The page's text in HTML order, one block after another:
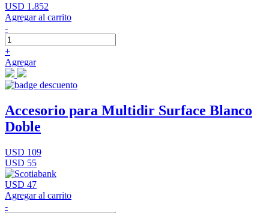
USD 1.852
Agregar al carrito
-
+
Agregar
Accesorio para Multidir Surface Blanco
Doble
USD 109
USD 55
USD 47
Agregar al carrito
-